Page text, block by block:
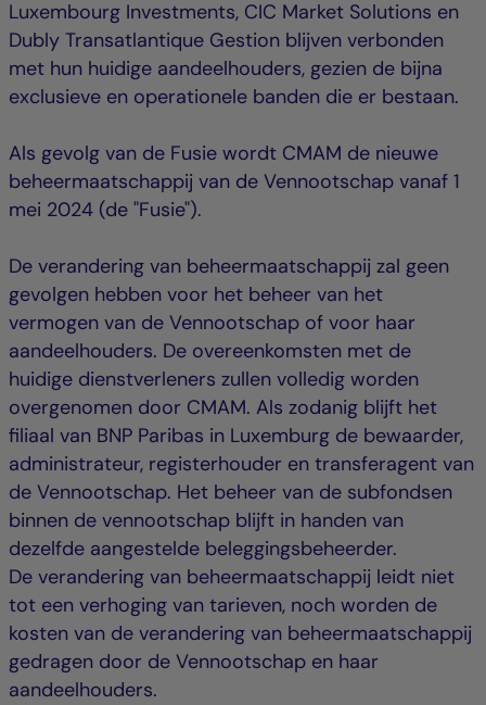
Luxembourg Investments, CIC Market Solutions en
Dubly Transatlantique Gestion blijven verbonden
met hun huidige aandeelhouders, gezien de bijna
exclusieve en operationele banden die er bestaan.
Als gevolg van de Fusie wordt CMAM de nieuwe
beheermaatschappij van de Vennootschap vanaf 1
mei 2024 (de "Fusie").
De verandering van beheermaatschappij zal geen
gevolgen hebben voor het beheer van het
vermogen van de Vennootschap of voor haar
aandeelhouders. De overeenkomsten met de
huidige dienstverleners zullen volledig worden
overgenomen door CMAM. Als zodanig blijft het
filiaal van BNP Paribas in Luxemburg de bewaarder,
administrateur, registerhouder en transferagent van
de Vennootschap. Het beheer van de subfondsen
binnen de vennootschap blijft in handen van
dezelfde aangestelde beleggingsbeheerder.
De verandering van beheermaatschappij leidt niet
tot een verhoging van tarieven, noch worden de
kosten van de verandering van beheermaatschappij
gedragen door de Vennootschap en haar
aandeelhouders.